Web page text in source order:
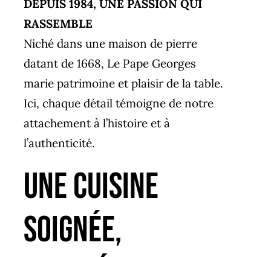
DEPUIS 1984, UNE PASSION QUI
RASSEMBLE
Niché dans une maison de pierre
datant de 1668, Le Pape Georges
marie patrimoine et plaisir de la table.
Ici, chaque détail témoigne de notre
attachement à l’histoire et à
l’authenticité.
UNE CUISINE
SOIGNÉE,